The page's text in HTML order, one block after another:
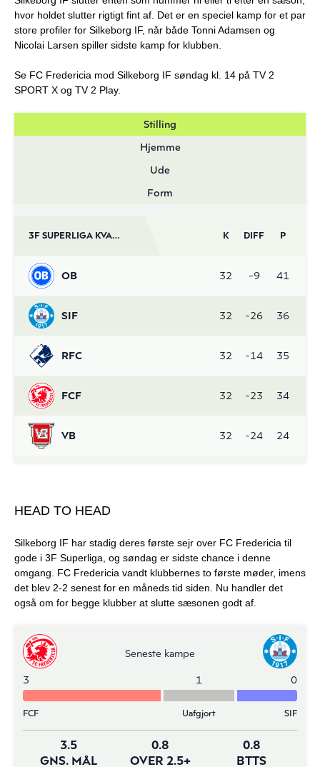
hvor holdet slutter rigtigt fint af. Det er en speciel kamp for et par
store profiler for Silkeborg IF, når både Tonni Adamsen og
Nicolai Larsen spiller sidste kamp for klubben.
Se FC Fredericia mod Silkeborg IF søndag kl. 14 på TV 2
SPORT X og TV 2 Play.
HEAD TO HEAD
Silkeborg IF har stadig deres første sejr over FC Fredericia til
gode i 3F Superliga, og søndag er sidste chance i denne
omgang. FC Fredericia vandt klubbernes to første møder, imens
det blev 2-2 senest for en måneds tid siden. Nu handler det
også om for begge klubber at slutte sæsonen godt af.